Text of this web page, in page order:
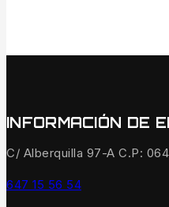
INFORMACIÓN DE
C/ Alberquilla 97-A C.P:
647 15 56 54